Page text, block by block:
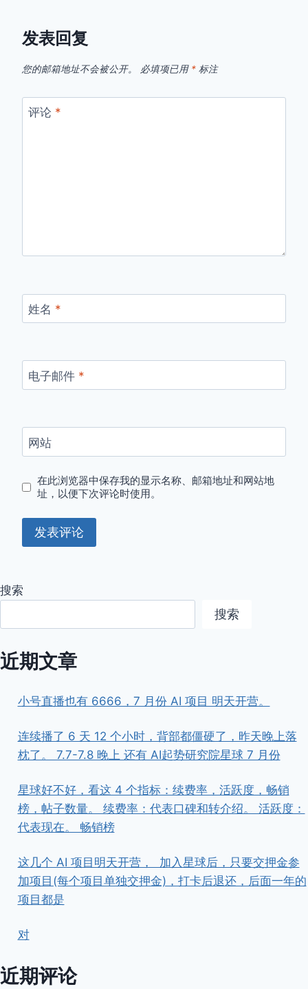
发表回复
您的邮箱地址不会被公开。 必填项已用 * 标注
评论 *
姓名 *
电子邮件 *
网站
在此浏览器中保存我的显示名称、邮箱地址和网站地
址，以便下次评论时使用。
搜索
搜索
近期文章
小号直播也有 6666，7 月份 AI 项目 明天开营。
连续播了 6 天 12 个小时，背部都僵硬了，昨天晚上落
枕了。 7.7-7.8 晚上 还有 AI起势研究院星球 7 月份
星球好不好，看这 4 个指标：续费率，活跃度，畅销
榜，帖子数量。 续费率：代表口碑和转介绍。 活跃度：
代表现在。 畅销榜
这几个 AI 项目明天开营， ​ ​加入星球后，只要交押金参
加项目(每个项目单独交押金)，打卡后退还，后面一年的
项目都是
对
近期评论